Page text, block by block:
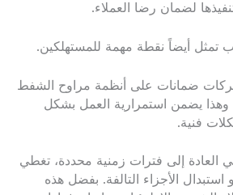
لضمان رضا العملاء.
تمثل أيضاً نقطة مهمة للمستهلكين.
ضمانات على أنظمة مراوح الشفط
وهذا يضمن استمرارية العمل بشكل
فنية.
العادة إلى فترات زمنية محددة، تغطي
استبدال الأجزاء التالفة. بفضل هذه